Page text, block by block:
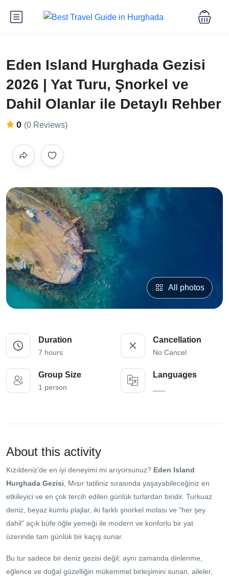
Eden Island Hurghada Gezisi
2026 | Yat Turu, Şnorkel ve
Dahil Olanlar ile Detaylı Rehber
0 (0 Reviews)
All photos
Duration
7 hours
Cancellation
No Cancel
Group Size
1 person
Languages
About this activity
Kızıldeniz’de en iyi deneyimi mi arıyorsunuz? Eden Island
Hurghada Gezisi, Mısır tatiliniz sırasında yaşayabileceğiniz en
etkileyici ve en çok tercih edilen günlük turlardan biridir. Turkuaz
deniz, beyaz kumlu plajlar, iki farklı şnorkel molası ve “her şey
dahil” açık büfe öğle yemeği ile modern ve konforlu bir yat
üzerinde tam günlük bir kaçış sunar.
Bu tur sadece bir deniz gezisi değil; aynı zamanda dinlenme,
eğlence ve doğal güzelliğin mükemmel birleşimini sunan, aileler,